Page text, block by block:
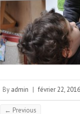
By admin | février 22, 2016
← Previous